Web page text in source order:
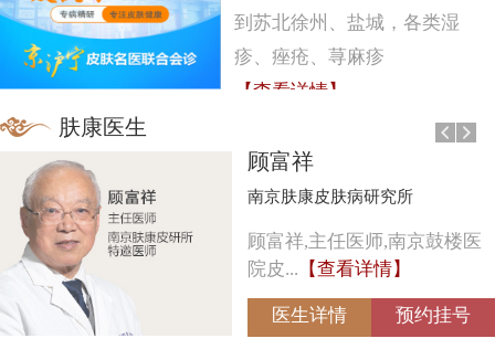
到苏北徐州、盐城，各类湿
疹、痤疮、荨麻疹
【查看详情】
顾富祥
南京肤康皮肤病研究所
顾富祥,主任医师,南京鼓楼医
院皮... 【查看详情】
医生详情 预约挂号
肤康医生